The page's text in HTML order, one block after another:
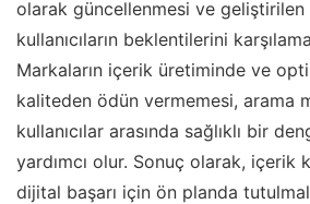
olarak güncellenmesi ve
kullanıcıların beklentilerini
Markaların içerik üretiminde ve
kaliteden ödün vermemesi, arama
kullanıcılar arasında sağlıklı bir
yardımcı olur. Sonuç olarak, içerik
dijital başarı için ön planda